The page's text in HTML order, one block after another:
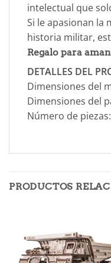
intelectual que
Si le apasionan la
historia militar,
Regalo para
DETALLES DEL
Dimensiones del
Dimensiones del
Número de
PRODUCTOS